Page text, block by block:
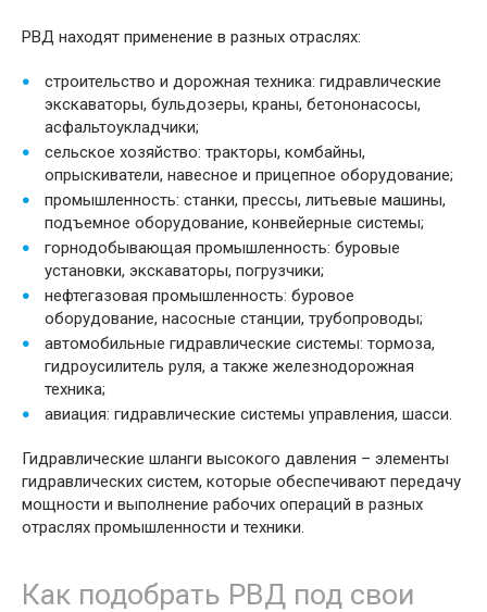
РВД находят применение в разных отраслях:
строительство и дорожная техника: гидравлические
экскаваторы, бульдозеры, краны, бетононасосы,
асфальтоукладчики;
сельское хозяйство: тракторы, комбайны,
опрыскиватели, навесное и прицепное оборудование;
промышленность: станки, прессы, литьевые машины,
подъемное оборудование, конвейерные системы;
горнодобывающая промышленность: буровые
установки, экскаваторы, погрузчики;
нефтегазовая промышленность: буровое
оборудование, насосные станции, трубопроводы;
автомобильные гидравлические системы: тормоза,
гидроусилитель руля, а также железнодорожная
техника;
авиация: гидравлические системы управления, шасси.
Гидравлические шланги высокого давления – элементы
гидравлических систем, которые обеспечивают передачу
мощности и выполнение рабочих операций в разных
отраслях промышленности и техники.
Как подобрать РВД под свои